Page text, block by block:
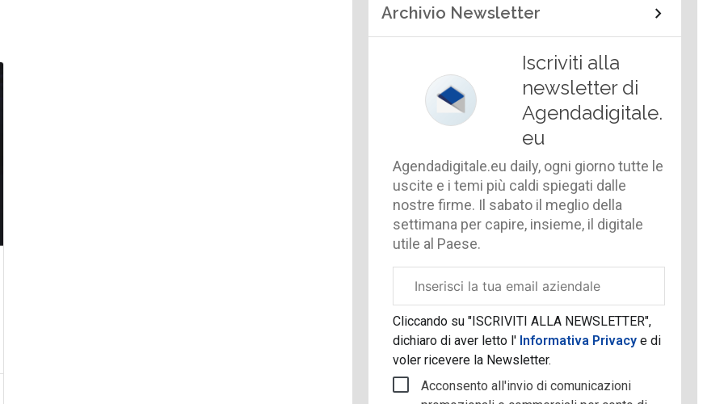
Archivio Newsletter
Iscriviti alla
newsletter di
Agendadigitale.
eu
Agendadigitale.eu daily, ogni giorno tutte le
uscite e i temi più caldi spiegati dalle
nostre firme. Il sabato il meglio della
settimana per capire, insieme, il digitale
utile al Paese.
aziendale
Cliccando su "ISCRIVITI ALLA NEWSLETTER",
dichiaro di aver letto l' Informativa Privacye di
voler ricevere la Newsletter.
Acconsento all'invio di comunicazioni